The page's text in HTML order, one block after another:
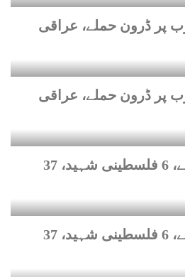
پر ڈرون حملے، عراقی
پر ڈرون حملے، عراقی
37
37